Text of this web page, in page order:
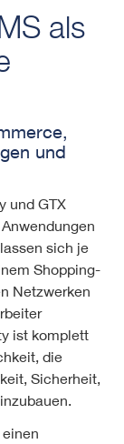
als
und
und GTX
sich je
Shopping-
Netzwerken
ist komplett
die
Sicherheit,